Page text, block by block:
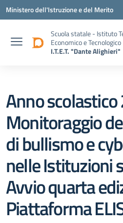
Vai ai contenuti
Vai al menu di navigazione
Vai al footer
Ministero dell'Istruzione e del Merito
Scuola statale - Istituto
Economico e Tecnologico
I.T.E.T. "Dante Alighieri"
Anno
Monitoraggio
di bullismo e
nelle Istituzioni
Avvio quarta
Piattaforma